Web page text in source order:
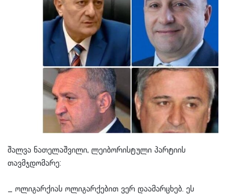
შალვა ნათელაშვილი, ლეიბორისტული პარტიის
თავმჯდომარე:
_ ოლიგარქიას ოლიგარქებით ვერ დაამარცხებ. ეს